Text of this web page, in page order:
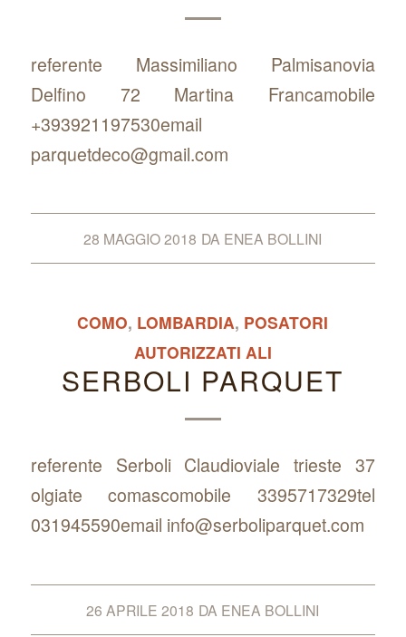
referente Massimiliano Palmisanovia
Delfino 72 Martina Francamobile
+393921197530email
parquetdeco@gmail.com
28 MAGGIO 2018 DA ENEA BOLLINI
COMO, LOMBARDIA, POSATORI
AUTORIZZATI ALI
SERBOLI PARQUET
referente Serboli Claudioviale trieste 37
olgiate comascomobile 3395717329tel
031945590email info@serboliparquet.com
26 APRILE 2018 DA ENEA BOLLINI